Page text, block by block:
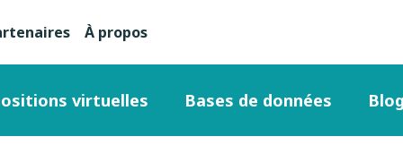
À propos
virtuelles Bases de données Blog